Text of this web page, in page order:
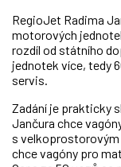
RegioJet Radima
motorových
rozdíl od státního
jednotek více, tedy
servis.
Zadání je prakticky
Jančura chce
s velkoprostorovým
chce vagóny pro